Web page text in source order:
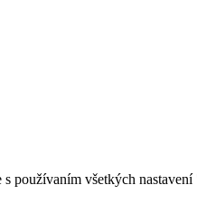
používaním všetkých